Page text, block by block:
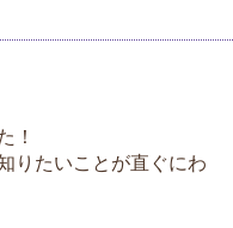
！
りたいことが直ぐにわ